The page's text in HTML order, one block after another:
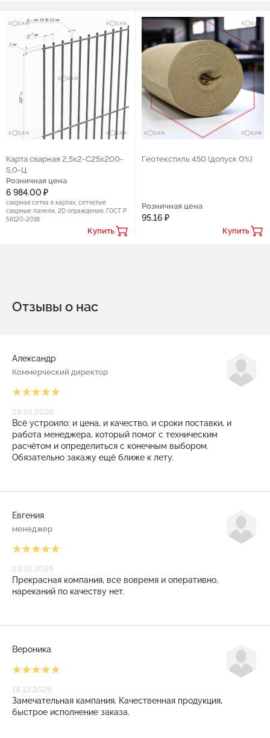
Карта сварная 2,5х2-С25х200-
5,0-Ц
Розничная цена
6 984.00 ₽
сварная сетка в картах, сетчатые
сварные панели, 2D ограждения, ГОСТ Р
58120-2018
Купить
Геотекстиль 450 (допуск 0%)
Розничная цена
95.16 ₽
Купить
Отзывы о нас
Александр
Коммерческий директор
28.01.2026
Всё устроило: и цена, и качество, и сроки поставки, и
работа менеджера, который помог с техническим
расчётом и определиться с конечным выбором.
Обязательно закажу ещё ближе к лету.
Евгения
менеджер
23.12.2025
Прекрасная компания, все вовремя и оперативно,
нареканий по качеству нет.
Вероника
18.12.2025
Замечательная кампания. Качественная продукция,
быстрое исполнение заказа.